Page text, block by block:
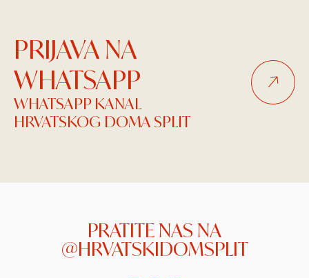
PRIJAVA NA
WHATSAPP
WHATSAPP KANAL
HRVATSKOG DOMA SPLIT
PRATITE NAS NA
@HRVATSKIDOMSPLIT